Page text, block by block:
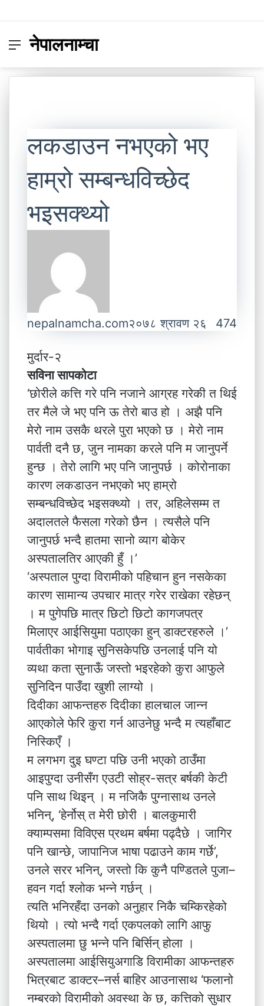
Menu
नेपालनाम्चा
लकडाउन नभएको भए
हाम्रो सम्बन्धविच्छेद
भइसक्थ्यो
nepalnamcha.com२०७८ श्रावण २६ 474
मुर्दार-२
सविना सापकोटा
‘छोरीले कत्ति गरे पनि नजाने आग्रह गरेकी त थिई
तर मैले जे भए पनि ऊ तेरो बाउ हो । अझै पनि
मेरो नाम उसकै थरले पुरा भएको छ । मेरो नाम
पार्वती दनै छ, जुन नामका करले पनि म जानुपर्ने
हुन्छ । तेरो लागि भए पनि जानुपर्छ । कोरोनाका
कारण लकडाउन नभएको भए हाम्रो
सम्बन्धविच्छेद भइसक्थ्यो । तर, अहिलेसम्म त
अदालतले फैसला गरेको छैन । त्यसैले पनि
जानुपर्छ भन्दै हातमा सानो व्याग बोकेर
अस्पतालतिर आएकी हुँ ।’
‘अस्पताल पुग्दा विरामीको पहिचान हुन नसकेका
कारण सामान्य उपचार मात्र गरेर राखेका रहेछन्
। म पुगेपछि मात्र छिटो छिटो कागजपत्र
मिलाएर आईसियुमा पठाएका हुन् डाक्टरहरुले ।’
पार्वतीका भोगाइ सुनिसकेपछि उनलाई पनि यो
व्यथा कता सुनाऊँ जस्तो भइरहेको कुरा आफुले
सुनिदिन पाउँदा खुशी लाग्यो ।
दिदीका आफन्तहरु दिदीका हालचाल जान्न
आएकोले फेरि कुरा गर्न आउनेछु भन्दै म त्यहाँबाट
निस्किएँ ।
म लगभग दुइ घण्टा पछि उनी भएको ठाउँमा
आइपुग्दा उनीसँग एउटी सोह्र-सत्र बर्षकी केटी
पनि साथ थिइन् । म नजिकै पुग्नासाथ उनले
भनिन्, ‘हेर्नोस् त मेरी छोरी । बालकुमारी
क्याम्पसमा विविएस प्रथम बर्षमा पढ्दैछे । जागिर
पनि खान्छे, जापानिज भाषा पढाउने काम गर्छे’,
उनले सरर भनिन्, जस्तो कि कुनै पण्डितले पुजा–
हवन गर्दा श्लोक भन्ने गर्छन् ।
त्यति भनिरहँदा उनको अनुहार निकै चम्किरहेको
थियो । त्यो भन्दै गर्दा एकपलको लागि आफु
अस्पतालमा छु भन्ने पनि बिर्सिन् होला ।
अस्पतालमा आईसियुअगाडि विरामीका आफन्तहरु
भित्रबाट डाक्टर–नर्स बाहिर आउनासाथ ‘फलानो
नम्बरको विरामीको अवस्था के छ, कत्तिको सुधार